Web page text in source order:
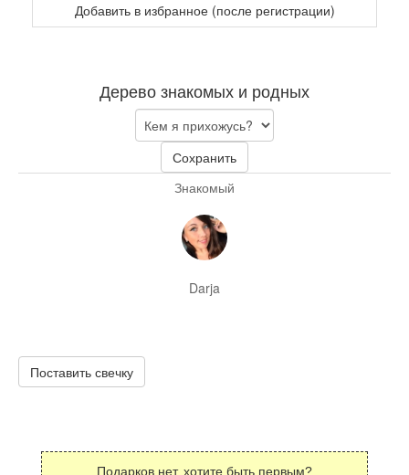
Добавить в избранное (после регистрации)
Дерево знакомых и родных
Сохранить
Знакомый
Darja
Поставить свечку
Подарков нет, хотите быть первым?